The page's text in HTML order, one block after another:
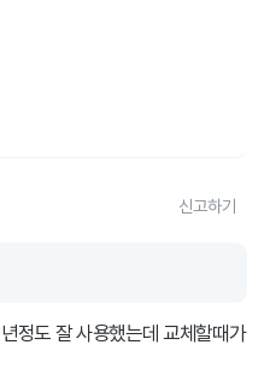
신고하기
정도 잘 사용했는데 교체할때가